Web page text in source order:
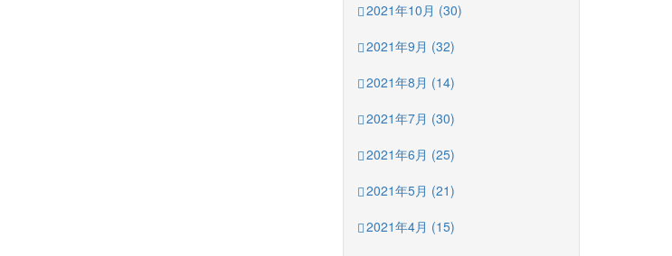
2021年10月 (30)
2021年9月 (32)
2021年8月 (14)
2021年7月 (30)
2021年6月 (25)
2021年5月 (21)
2021年4月 (15)